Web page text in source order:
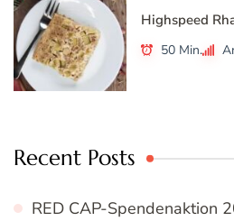
Highspeed
50 Min.
Recent Posts
RED CAP-Spendenaktion